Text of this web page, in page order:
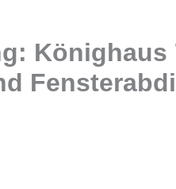
Könighaus